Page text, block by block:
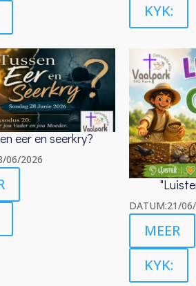
KYK:
eer en seerkry?
06/2026
DATUM:21/
MEER
KYK: